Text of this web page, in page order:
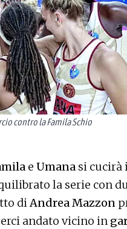
contro la Famila Schio
e Umana si cucirà
la serie con
diAndrea Mazzon
andato vicino in